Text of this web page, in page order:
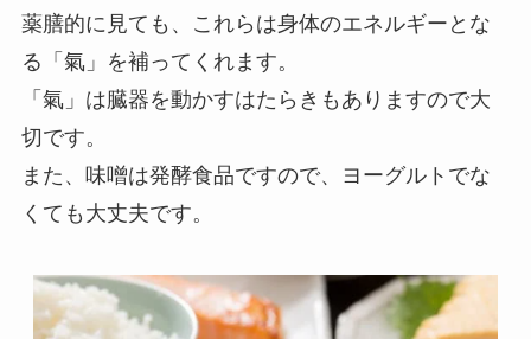
薬膳的に見ても、これらは身体のエネルギーとな
る「氣」を補ってくれます。
「氣」は臓器を動かすはたらきもありますので大
切です。
また、味噌は発酵食品ですので、ヨーグルトでな
くても大丈夫です。